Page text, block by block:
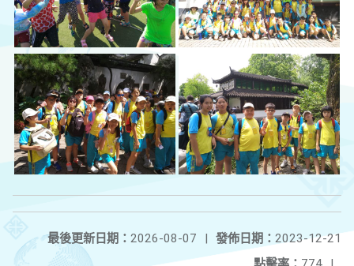
發佈日期： 2023-12-21
最後更新日期： 2026-08-07
|